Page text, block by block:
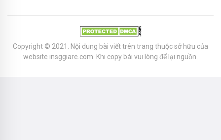
Copyright © 2021. Nội dung bài viết trên trang thuộc sở hữu của
website insggiare.com . Khi copy bài vui lòng để lại nguồn.